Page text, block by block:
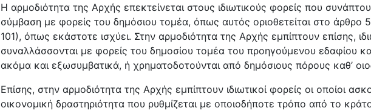
Η αρμοδιότητα της Αρχής επεκτείνεται στους ιδιωτικούς φορείς που
σύμβαση με φορείς του δημόσιου τομέα, όπως αυτός οριοθετείται στο άρθρο
101), όπως εκάστοτε ισχύει. Στην αρμοδιότητα της Αρχής εμπίπτουν επίσης,
συναλλάσσονται με φορείς του δημοσίου τομέα του προηγούμενου εδαφίου
ακόμα και εξωσυμβατικά, ή χρηματοδοτούνται από δημόσιους πόρους καθ’
Επίσης, στην αρμοδιότητα της Αρχής εμπίπτουν ιδιωτικοί φορείς οι οποίοι
οικονομική δραστηριότητα που ρυθμίζεται με οποιοδήποτε τρόπο από το